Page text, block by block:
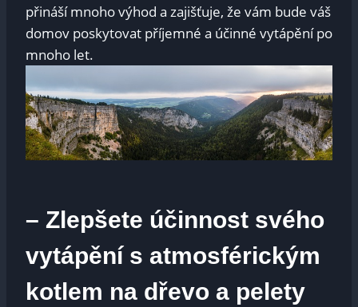
přináší mnoho výhod a zajišťuje, že vám bude váš
domov poskytovat příjemné a účinné vytápění po
mnoho let.
– Zlepšete účinnost svého
vytápění s atmosférickým
kotlem na dřevo a pelety